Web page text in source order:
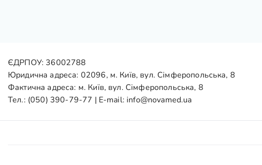
ЄДРПОУ: 36002788
Юридична адреса: 02096, м. Київ, вул. Сімферопольська, 8
Фактична адреса: м. Київ, вул. Сімферопольська, 8
Тел.: (050) 390-79-77 | E-mail: info@novamed.ua